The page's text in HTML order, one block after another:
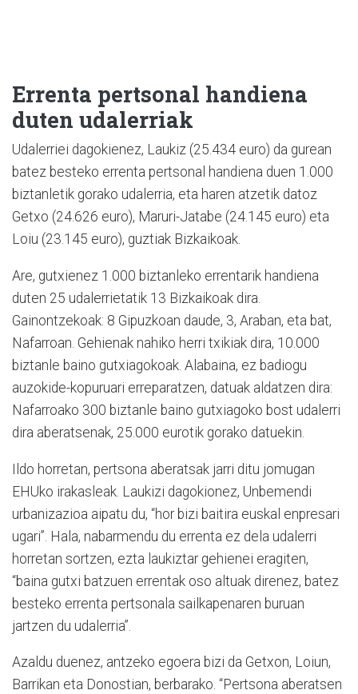
Errenta pertsonal handiena
duten udalerriak
Udalerriei dagokienez, Laukiz (25.434 euro) da gurean
batez besteko errenta pertsonal handiena duen 1.000
biztanletik gorako udalerria, eta haren atzetik datoz
Getxo (24.626 euro), Maruri-Jatabe (24.145 euro) eta
Loiu (23.145 euro), guztiak Bizkaikoak.
Are, gutxienez 1.000 biztanleko errentarik handiena
duten 25 udalerrietatik 13 Bizkaikoak dira.
Gainontzekoak: 8 Gipuzkoan daude, 3, Araban, eta bat,
Nafarroan. Gehienak nahiko herri txikiak dira, 10.000
biztanle baino gutxiagokoak. Alabaina, ez badiogu
auzokide-kopuruari erreparatzen, datuak aldatzen dira:
Nafarroako 300 biztanle baino gutxiagoko bost udalerri
dira aberatsenak, 25.000 eurotik gorako datuekin.
Ildo horretan, pertsona aberatsak jarri ditu jomugan
EHUko irakasleak. Laukizi dagokionez, Unbemendi
urbanizazioa aipatu du, “hor bizi baitira euskal enpresari
ugari”. Hala, nabarmendu du errenta ez dela udalerri
horretan sortzen, ezta laukiztar gehienei eragiten,
“baina gutxi batzuen errentak oso altuak direnez, batez
besteko errenta pertsonala sailkapenaren buruan
jartzen du udalerria”.
Azaldu duenez, antzeko egoera bizi da Getxon, Loiun,
Barrikan eta Donostian, berbarako. “Pertsona aberatsen